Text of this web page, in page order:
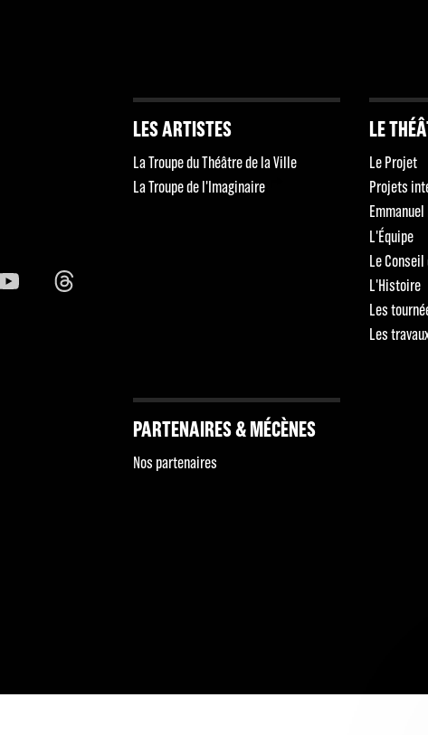
LES ARTISTES
La Troupe du Théâtre de la Ville
La Troupe de l'Imaginaire
LE
Le Projet
Projets
L'Équipe
Le
L'Histoire
Les
Les
PARTENAIRES & MÉCÈNES
Nos partenaires